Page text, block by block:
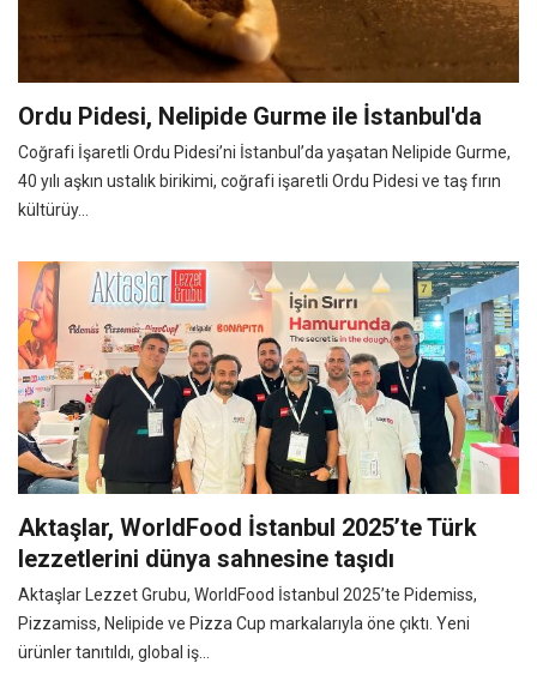
Ordu Pidesi, Nelipide Gurme ile İstanbul'da
Coğrafi İşaretli Ordu Pidesi’ni İstanbul’da yaşatan Nelipide Gurme,
40 yılı aşkın ustalık birikimi, coğrafi işaretli Ordu Pidesi ve taş fırın
kültürüy...
Aktaşlar, WorldFood İstanbul 2025’te Türk
lezzetlerini dünya sahnesine taşıdı
Aktaşlar Lezzet Grubu, WorldFood İstanbul 2025’te Pidemiss,
Pizzamiss, Nelipide ve Pizza Cup markalarıyla öne çıktı. Yeni
ürünler tanıtıldı, global iş...